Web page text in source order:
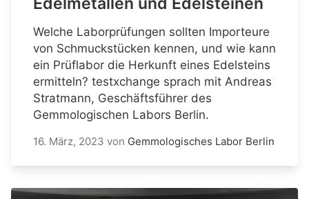
Welche Laborprüfungen sollten Importeure
von Schmuckstücken kennen, und wie kann
ein Prüflabor die Herkunft eines Edelsteins
ermitteln? testxchange sprach mit Andreas
Stratmann, Geschäftsführer des
Gemmologischen Labors Berlin.
16. März, 2023 von Gemmologisches Labor Berlin